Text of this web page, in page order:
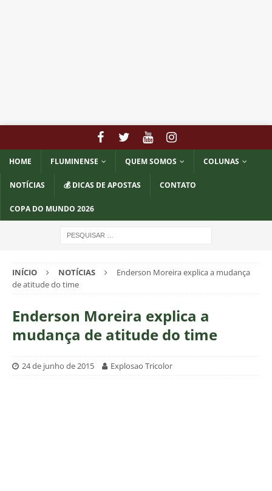
HOME FLUMINENSE QUEM SOMOS COLUNAS
NOTÍCIAS 💰 DICAS DE APOSTAS CONTATO
COPA DO MUNDO 2026
INÍCIO NOTÍCIAS
Enderson Moreira explica a mudança
de atitude do time
Enderson Moreira explica a
mudança de atitude do time
24 de junho de 2015 Explosao Tricolor